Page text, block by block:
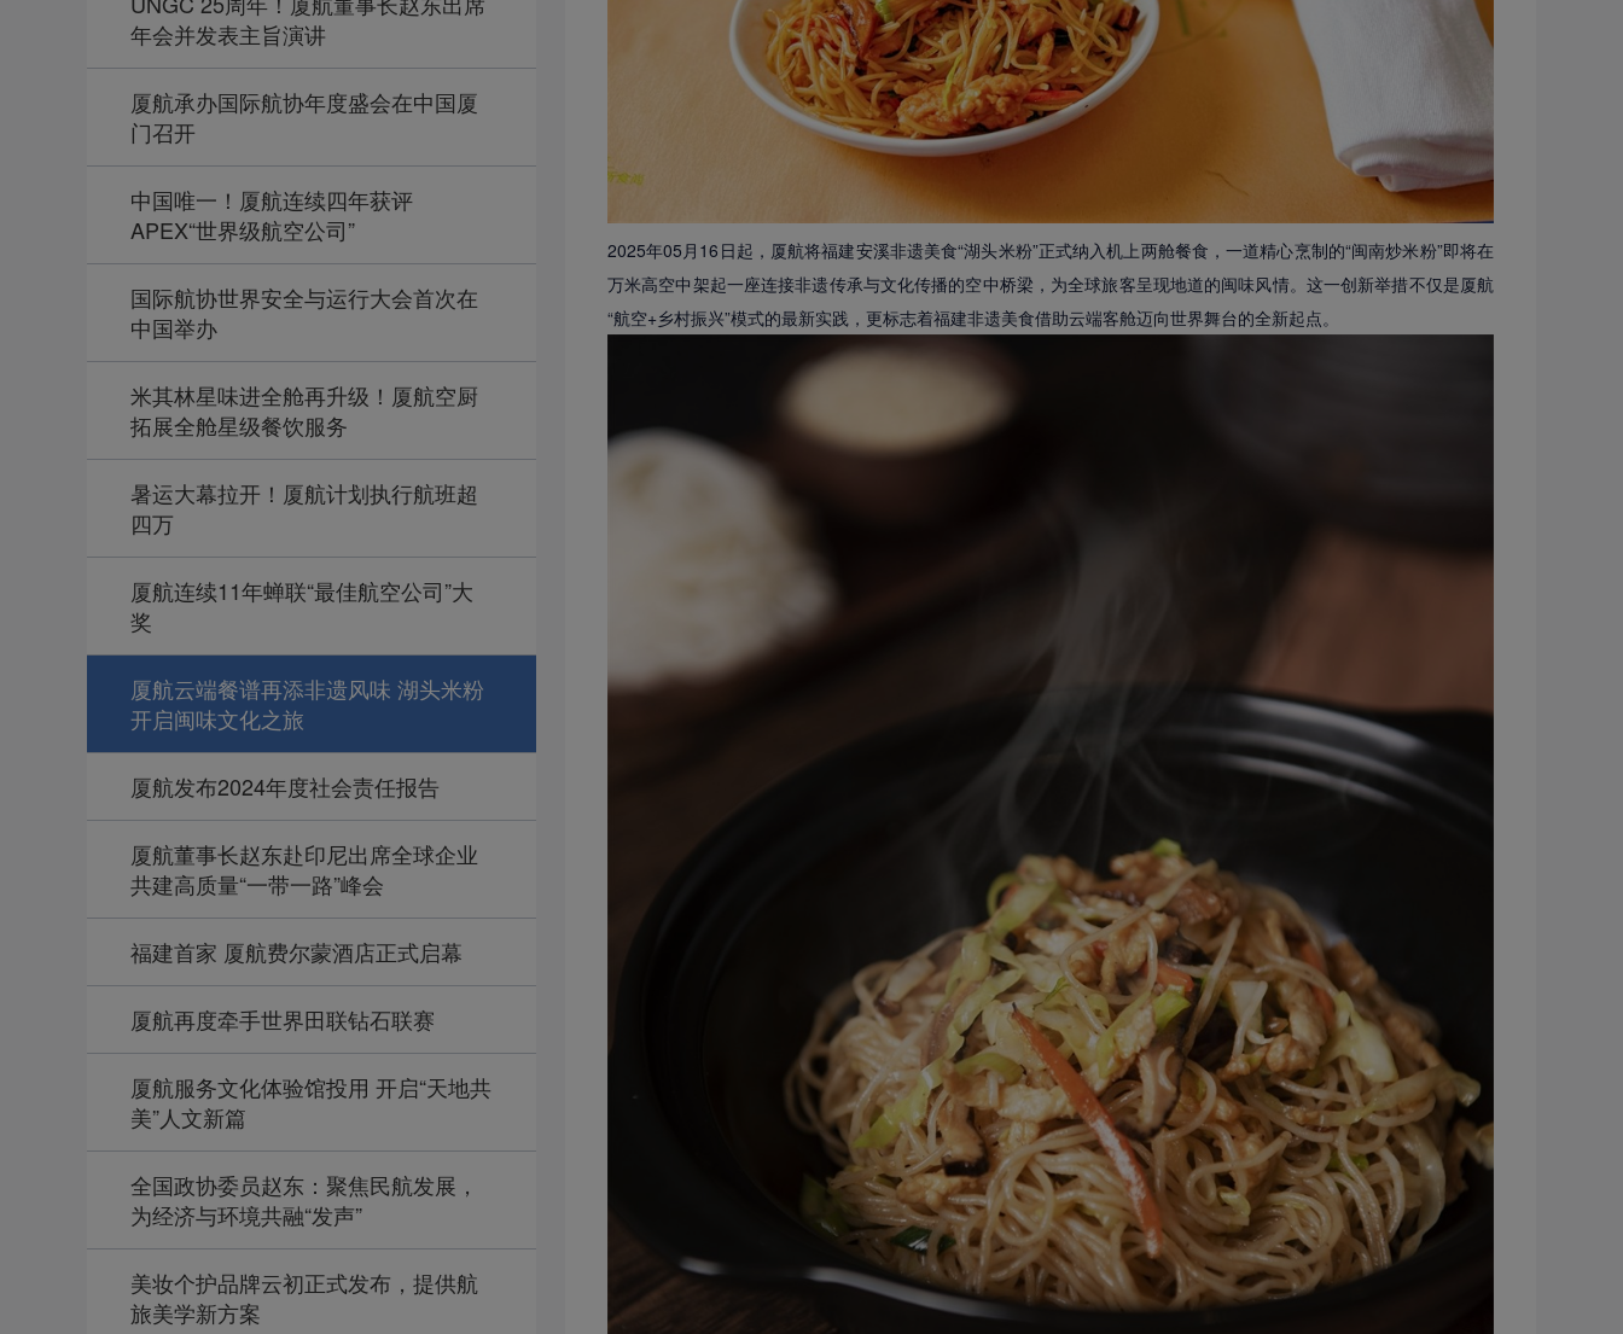
年会并发表主旨演讲
厦航承办国际航协年度盛会在中国厦
门召开
中国唯一！厦航连续四年获评
APEX“世界级航空公司”
国际航协世界安全与运行大会首次在
中国举办
米其林星味进全舱再升级！厦航空厨
拓展全舱星级餐饮服务
暑运大幕拉开！厦航计划执行航班超
四万
厦航连续11年蝉联“最佳航空公司”大
奖
厦航云端餐谱再添非遗风味 湖头米粉
开启闽味文化之旅
厦航发布2024年度社会责任报告
厦航董事长赵东赴印尼出席全球企业
共建高质量“一带一路”峰会
福建首家 厦航费尔蒙酒店正式启幕
厦航再度牵手世界田联钻石联赛
厦航服务文化体验馆投用 开启“天地共
美”人文新篇
全国政协委员赵东：聚焦民航发展，
为经济与环境共融“发声”
美妆个护品牌云初正式发布，提供航
旅美学新方案
2025年05月16日起，厦航将福建安溪非遗美食“湖头米粉”正式纳入机上两舱餐食，一道精心烹制的“闽南炒米粉”即将在
万米高空中架起一座连接非遗传承与文化传播的空中桥梁，为全球旅客呈现地道的闽味风情。这一创新举措不仅是厦航
“航空+乡村振兴”模式的最新实践，更标志着福建非遗美食借助云端客舱迈向世界舞台的全新起点。